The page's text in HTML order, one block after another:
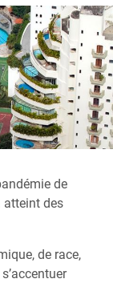
de
atteint des
de race,